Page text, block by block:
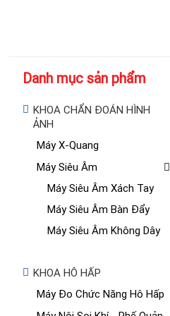
Danh mục sản phẩm
KHOA CHẨN ĐOÁN HÌNH
ẢNH
Máy X-Quang
Máy Siêu Âm
Máy Siêu Âm Xách Tay
Máy Siêu Âm Bàn Đẩy
Máy Siêu Âm Không Dây
KHOA HÔ HẤP
Máy Đo Chức Năng Hô Hấp